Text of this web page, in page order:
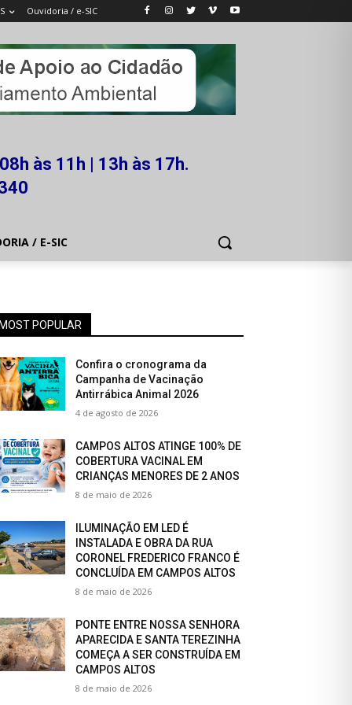
Ouvidoria / e-SIC
às 11h | 13h às 17h.
/ E-SIC
MOST POPULAR
Confira o cronograma da
Campanha de Vacinação
Antirrábica Animal 2026
4 de agosto de 2026
CAMPOS ALTOS ATINGE 100% DE
COBERTURA VACINAL EM
CRIANÇAS MENORES DE 2 ANOS
8 de maio de 2026
ILUMINAÇÃO EM LED É
INSTALADA E OBRA DA RUA
CORONEL FREDERICO FRANCO É
CONCLUÍDA EM CAMPOS ALTOS
8 de maio de 2026
PONTE ENTRE NOSSA SENHORA
APARECIDA E SANTA TEREZINHA
COMEÇA A SER CONSTRUÍDA EM
CAMPOS ALTOS
8 de maio de 2026